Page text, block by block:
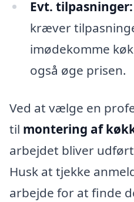
Evt. tilpasninger:
kræver
imødekomme
også øge prisen.
Ved at vælge en
til montering af
arbejdet bliver
Husk at tjekke
arbejde for at finde